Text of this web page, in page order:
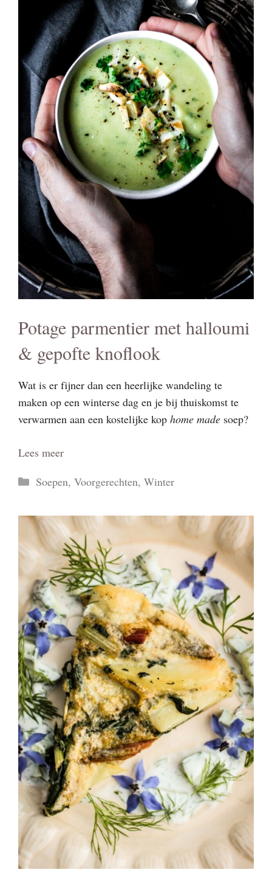
Potage parmentier met halloumi
& gepofte knoflook
Wat is er fijner dan een heerlijke wandeling te
maken op een winterse dag en je bij thuiskomst te
verwarmen aan een kostelijke kop home made soep?
Lees meer
Categorieën
Soepen, Voorgerechten, Winter